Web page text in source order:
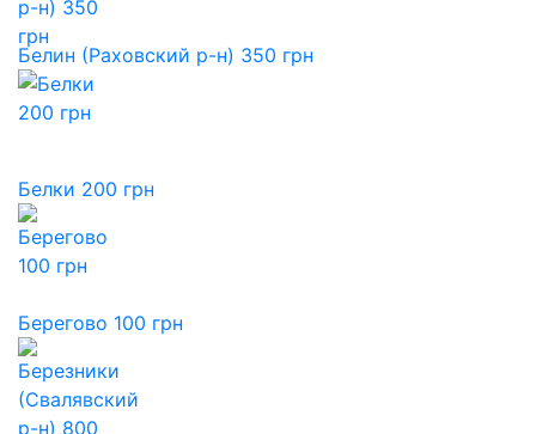
Белин (Раховский р-н) 350 грн
Белки 200 грн
Берегово 100 грн